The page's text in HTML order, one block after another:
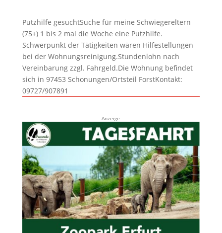
Putzhilfe gesuchtSuche für meine Schwiegereltern
(75+) 1 bis 2 mal die Woche eine Putzhilfe.
Schwerpunkt der Tätigkeiten wären Hilfestellungen
bei der Wohnungsreinigung.Stundenlohn nach
Vereinbarung zzgl. Fahrgeld.Die Wohnung befindet
sich in 97453 Schonungen/Ortsteil ForstKontakt:
09727/907891
Anzeige